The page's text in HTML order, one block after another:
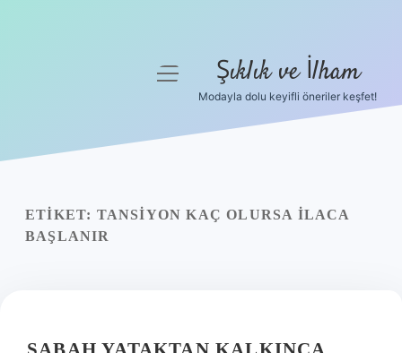
Yasal Uyarı
menüyü
Şıklık ve İlham
Modayla dolu keyifli öneriler keşfet!
ETIKET: TANSIYON KAÇ OLURSA ILACA
BAŞLANIR